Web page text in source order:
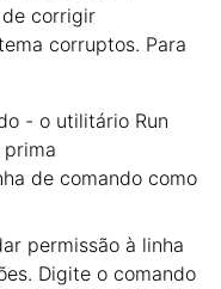
corrigir
corruptos. Para
- o utilitário Run
de comando como
permissão à linha
Digite o comando